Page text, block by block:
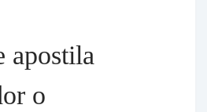
apostila
o